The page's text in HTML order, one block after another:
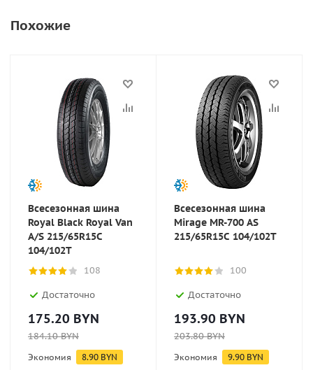
Похожие
Всесезонная шина
Royal Black Royal Van
A/S 215/65R15C
104/102T
108
Достаточно
175.20 BYN
184.10BYN
Экономия 8.90 BYN
Всесезонная шина
Mirage MR-700 AS
215/65R15C 104/102T
100
Достаточно
193.90 BYN
203.80BYN
Экономия 9.90 BYN